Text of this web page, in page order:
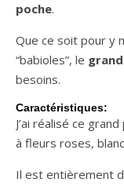
poche.
Que ce soit pour y
“babioles”, le
besoins.
Caractéristiques:
J’ai réalisé ce
à fleurs roses,
Il est entièrement